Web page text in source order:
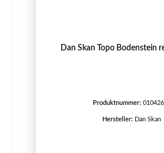
Dan Skan Topo Bodenstein
Produktnummer:
Hersteller: Dan Skan